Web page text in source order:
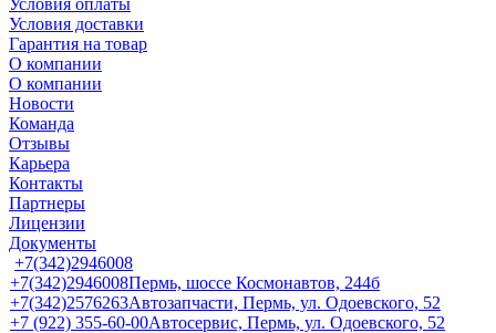
Условия оплаты
Условия доставки
Гарантия на товар
О компании
О компании
Новости
Команда
Отзывы
Карьера
Контакты
Партнеры
Лицензии
Документы
+7(342)2946008
+7(342)2946008Пермь, шоссе Космонавтов, 244б
+7(342)2576263Автозапчасти, Пермь, ул. Одоевского, 52
+7 (922) 355-60-00Автосервис, Пермь, ул. Одоевского, 52